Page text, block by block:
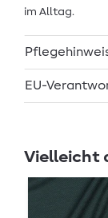
im Alltag.
EU-
Vielleicht